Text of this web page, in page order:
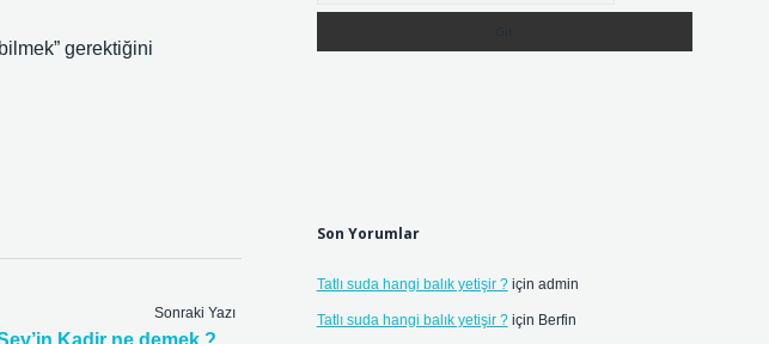
gerektiğini
Sonraki Yazı
Kadir ne demek ?
Son Yorumlar
Tatlı suda hangi balık yetişir ?için admin
Tatlı suda hangi balık yetişir ?için Berfin